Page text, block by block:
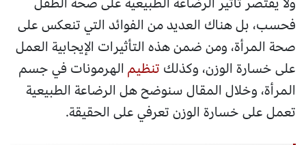
فحسب، بل هناك العديد من الفوائد التي تنعكس على
صحة المرأة، ومن ضمن هذه التأثيرات الإيجابية العمل
على خسارة الوزن، وكذلك تنظيم الهرمونات في جسم
المرأة، وخلال المقال سنوضح هل الرضاعة الطبيعية
تعمل على خسارة الوزن تعرفي على الحقيقة.